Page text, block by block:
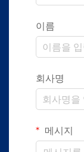
이름
회사명
메시지